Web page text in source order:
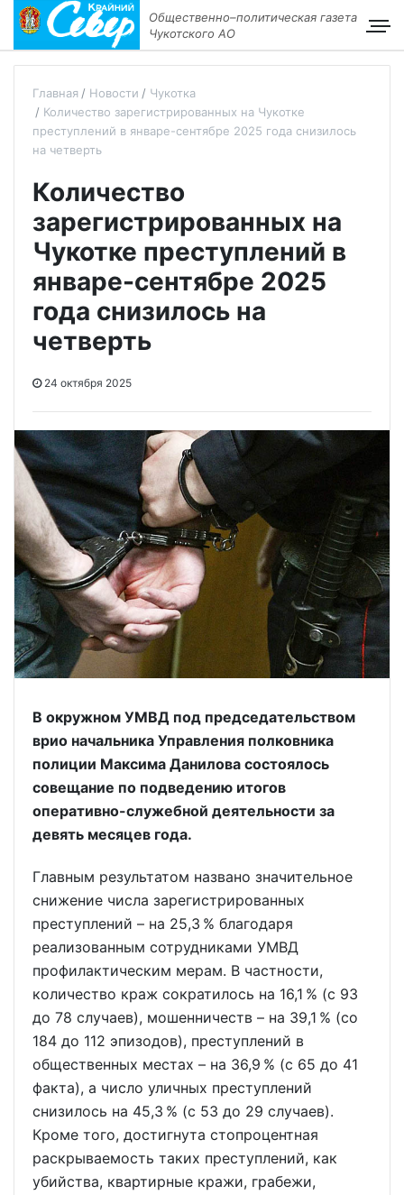
Общественно–политическая газета
Чукотского АО
Главная Новости
Чукотка
Количество зарегистрированных на Чукотке
преступлений в январе-сентябре 2025 года снизилось
на четверть
Количество
зарегистрированных на
Чукотке преступлений в
январе-сентябре 2025
года снизилось на
четверть
24 октября 2025
В окружном УМВД под председательством
врио начальника Управления полковника
полиции Максима Данилова состоялось
совещание по подведению итогов
оперативно-служебной деятельности за
девять месяцев года.
Главным результатом названо значительное
снижение числа зарегистрированных
преступлений – на 25,3 % благодаря
реализованным сотрудниками УМВД
профилактическим мерам. В частности,
количество краж сократилось на 16,1 % (с 93
до 78 случаев), мошенничеств – на 39,1 % (со
184 до 112 эпизодов), преступлений в
общественных местах – на 36,9 % (с 65 до 41
факта), а число уличных преступлений
снизилось на 45,3 % (с 53 до 29 случаев).
Кроме того, достигнута стопроцентная
раскрываемость таких преступлений, как
убийства, квартирные кражи, грабежи,